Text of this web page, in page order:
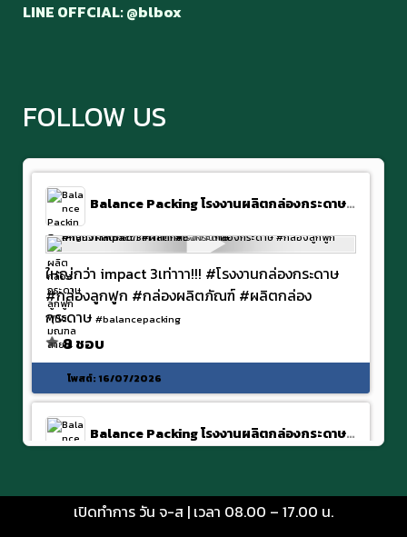
LINE OFFCIAL: @blbox
FOLLOW US
Balance Packing โรงงานผลิตกล่องกระดาษลูกฟูก พุทธมณฑลสาย 4
ใหญ่กว่า impact 3เท่าาา!!! #โรงงานกล่องกระดาษ
#กล่องลูกฟูก #กล่องผลิตภัณฑ์ #ผลิตกล่อง
กระดาษ #balancepacking
8 ชอบ
โพสต์:16/07/2026
Balance Packing โรงงานผลิตกล่องกระดาษลูกฟูก พุทธมณฑลสาย 4
เปิดทำการ วัน จ-ส | เวลา 08.00 – 17.00 น.